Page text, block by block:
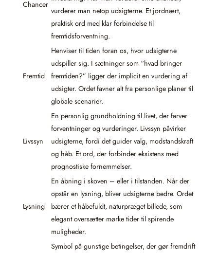
Chancer
vurderer man netop udsigterne. Et jordnært,
praktisk ord med klar forbindelse til
fremtidsforventning.
Fremtid
Henviser til tiden foran os, hvor udsigterne
udspiller sig. I sætninger som “hvad bringer
fremtiden?” ligger der implicit en vurdering af
udsigter. Ordet favner alt fra personlige planer til
globale scenarier.
Livssyn
En personlig grundholdning til livet, der farver
forventninger og vurderinger. Livssyn påvirker
udsigterne, fordi det guider valg, modstandskraft
og håb. Et ord, der forbinder eksistens med
prognostiske fornemmelser.
Lysning
En åbning i skoven – eller i tilstanden. Når der
opstår en lysning, bliver udsigterne bedre. Ordet
bærer et håbefuldt, naturpræget billede, som
elegant oversætter mørke tider til spirende
muligheder.
Symbol på gunstige betingelser, der gør fremdrift